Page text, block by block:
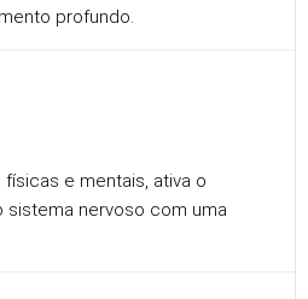
profundo.
e mentais, ativa o
sistema nervoso com uma